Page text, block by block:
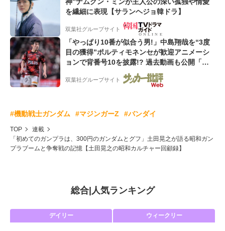
を繊細に表現【サランヘジョ韓ドラ】
双葉社グループサイト
「やっぱり10番が似合う男!」中島翔哉を“3度
目の獲得”ポルティモネンセが歓迎アニメーシ
ョンで背番号10を披露!? 過去動画も公開「幸
せだね〜」「爽やかイケメン」
双葉社グループサイト
#機動戦士ガンダム #マジンガーZ #バンダイ
TOP
連載
「初めてのガンプラは、300円のガンダムとグフ」土田晃之が語る昭和ガン
プラブームと争奪戦の記憶【土田晃之の昭和カルチャー回顧録】
総合| 人気ランキング
デイリー ウィークリー